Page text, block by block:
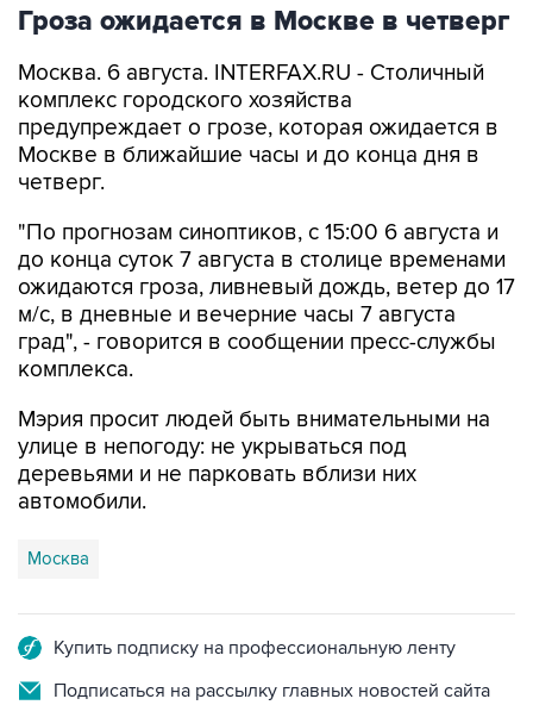
Гроза ожидается в Москве в четверг
Москва. 6 августа. INTERFAX.RU - Столичный
комплекс городского хозяйства
предупреждает о грозе, которая ожидается в
Москве в ближайшие часы и до конца дня в
четверг.
"По прогнозам синоптиков, с 15:00 6 августа и
до конца суток 7 августа в столице временами
ожидаются гроза, ливневый дождь, ветер до 17
м/с, в дневные и вечерние часы 7 августа
град", - говорится в сообщении пресс-службы
комплекса.
Мэрия просит людей быть внимательными на
улице в непогоду: не укрываться под
деревьями и не парковать вблизи них
автомобили.
Москва
Купить подписку на профессиональную ленту
Подписаться на рассылку главных новостей сайта